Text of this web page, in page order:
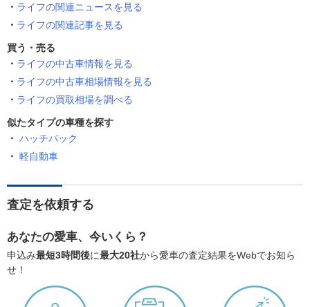
ライフの関連ニュースを見る
ライフの関連記事を見る
買う・売る
ライフの中古車情報を見る
ライフの中古車相場情報を見る
ライフの買取相場を調べる
似たタイプの車種を探す
ハッチバック
軽自動車
査定を依頼する
あなたの愛車、今いくら？
申込み最短3時間後に最大20社から愛車の査定結果をWebでお知ら
せ！